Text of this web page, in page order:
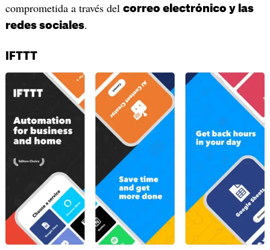
comprometida a través del correo electrónico y las
redes sociales.
IFTTT